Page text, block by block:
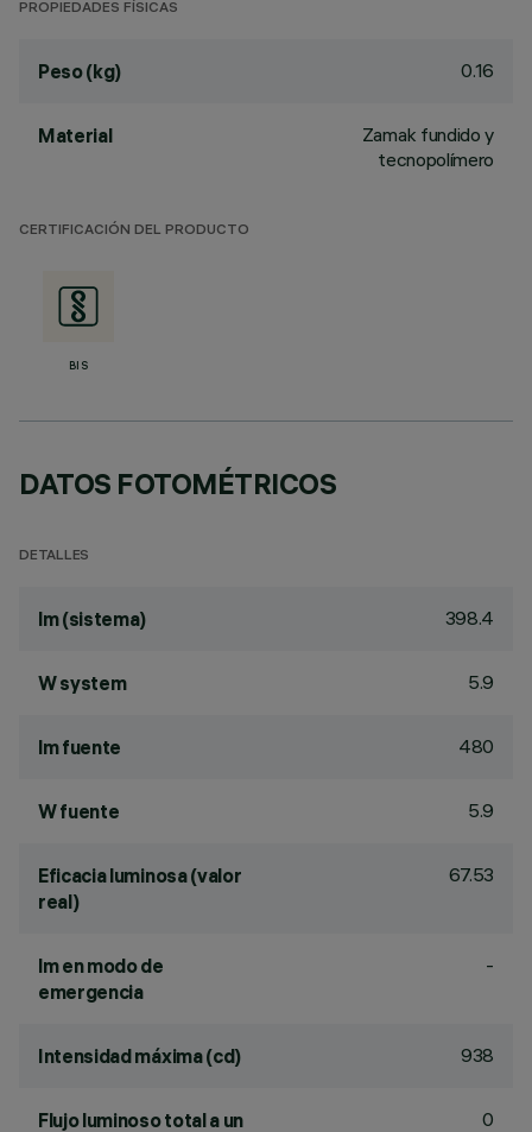
PROPIEDADES FÍSICAS
Peso (kg) 0.16
Material
Zamak fundido y
tecnopolímero
CERTIFICACIÓN DEL PRODUCTO
BIS
DATOS FOTOMÉTRICOS
DETALLES
lm (sistema) 398.4
W system 5.9
lm fuente 480
W fuente 5.9
Eficacia luminosa (valor
real)
67.53
lm en modo de
emergencia
-
Intensidad máxima (cd) 938
Flujo luminoso total a un 0